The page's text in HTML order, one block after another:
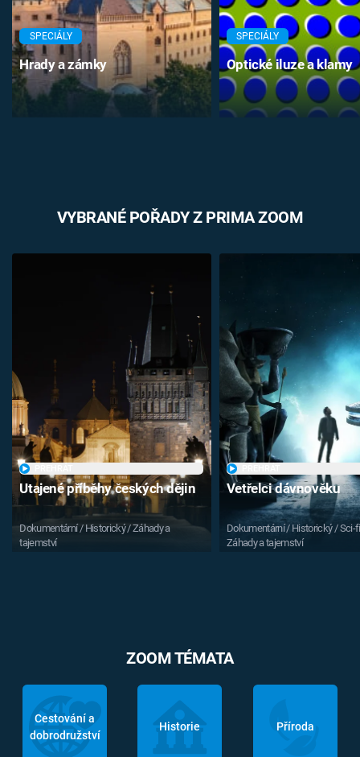
SPECIÁLY
Hrady a zámky
SPECIÁLY
Optické iluze a klamy
VYBRANÉ POŘADY Z PRIMA ZOOM
Utajené příběhy českých dějin
Dokumentární / Historický / Záhady a
tajemství
Vetřelci dávnověku
Dokumentární / Historický / Sci-
Záhady a tajemství
ZOOM TÉMATA
Cestování a
dobrodružství
Historie Příroda